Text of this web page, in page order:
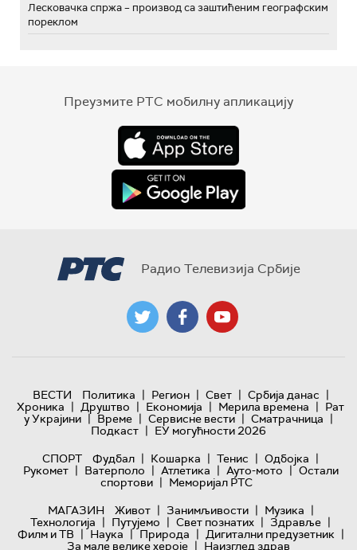
Лесковачка спржа – производ са заштићеним географским
пореклом
Преузмите РТС мобилну апликацију
Радио Телевизија Србије
ВЕСТИ Политика | Регион | Свет | Србија данас |
Хроника | Друштво | Економија | Мерила времена | Рат
у Украјини | Време | Сервисне вести | Сматрачница |
Подкаст | ЕУ могућности 2026
СПОРТ
Фудбал | Кошарка | Тенис | Одбојка |
Рукомет | Ватерполо | Атлетика | Ауто-мото | Остали
спортови | Меморијал РТС
МАГАЗИН
Живот | Занимљивости | Музика |
Технологијa | Путујемо | Свет познатих | Здравље |
Филм и ТВ | Наука | Природа | Дигитални предузетник |
За мале велике хероје | Наизглед здрав